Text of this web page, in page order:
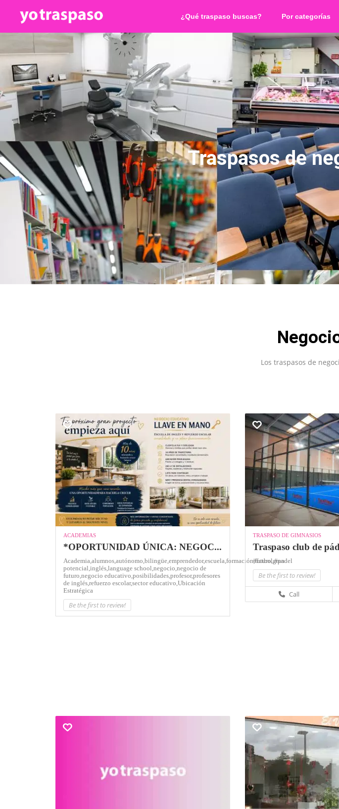
¿Qué traspaso buscas? Por categorías
Traspasos de
Los traspasos de
ACADEMIAS
*OPORTUNIDAD ÚNICA: NEGOC...
Academia, alumnos, autónomo, bilingüe, emprendedor,escuela, formación,futuro,gran
potencial, inglés, language school, negocio, negocio de
futuro, negocio educativo, posibilidades, profesor,profesores
de inglés, refuerzo escolar,sector educativo, Ubicación
Estratégica
Be the first to review!
TRASPASO DE GIMNASIOS
Traspaso club de
#futbol,#padel
Be the first to review!
Call